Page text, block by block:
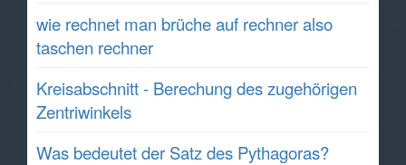
wie rechnet man brüche auf rechner also
taschen rechner
Kreisabschnitt - Berechung des zugehörigen
Zentriwinkels
Was bedeutet der Satz des Pythagoras?